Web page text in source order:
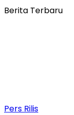
Berita Terbaru
Pers Rilis